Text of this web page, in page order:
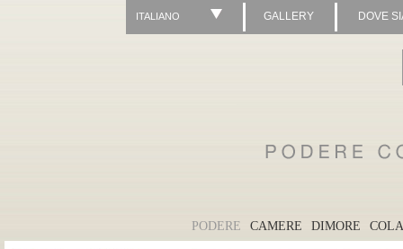
ITALIANO GALLERY DOVE
PODERE CAMERE DIMORE